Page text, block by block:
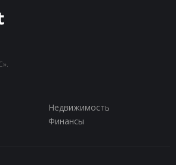
Недвижимость
Финансы